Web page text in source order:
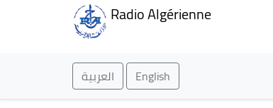
Radio Algérienne
العربية English